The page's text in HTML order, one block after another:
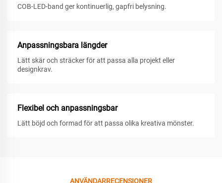
COB-LED-band ger kontinuerlig, gapfri belysning.
Anpassningsbara längder
Lätt skär och sträcker för att passa alla projekt eller
designkrav.
Flexibel och anpassningsbar
Lätt böjd och formad för att passa olika kreativa mönster.
ANVÄNDARRECENSIONER